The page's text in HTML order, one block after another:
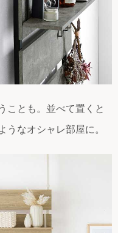
ことも。並べて置くと
うなオシャレ部屋に。